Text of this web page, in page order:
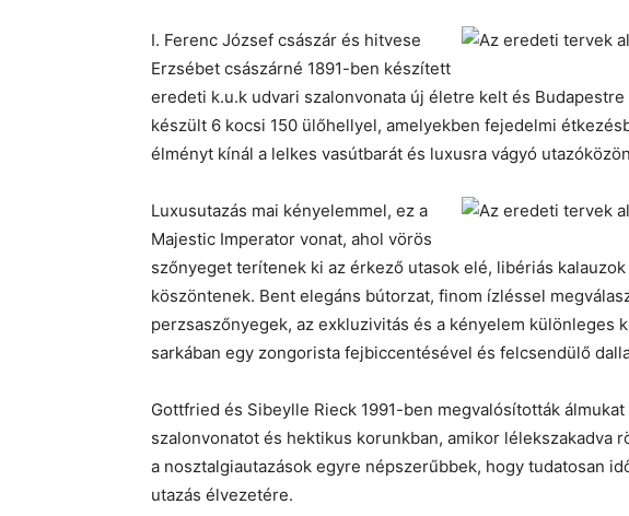
I. Ferenc József császár és hitvese
Erzsébet császárné 1891-ben készített
eredeti k.u.k udvari szalonvonata új életre kelt és
készült 6 kocsi 150 ülőhellyel, amelyekben fejedelmi
élményt kínál a lelkes vasútbarát és luxusra vágyó
Luxusutazás mai kényelemmel, ez a
Majestic Imperator vonat, ahol vörös
szőnyeget terítenek ki az érkező utasok elé, libériás
köszöntenek. Bent elegáns bútorzat, finom ízléssel
perzsaszőnyegek, az exkluzivitás és a kényelem különleges
sarkában egy zongorista fejbiccentésével és felcsendülő
Gottfried és Sibeylle Rieck 1991-ben megvalósították
szalonvonatot és hektikus korunkban, amikor lélekszakadva
a nosztalgiautazások egyre népszerűbbek, hogy tudatosan
utazás élvezetére.